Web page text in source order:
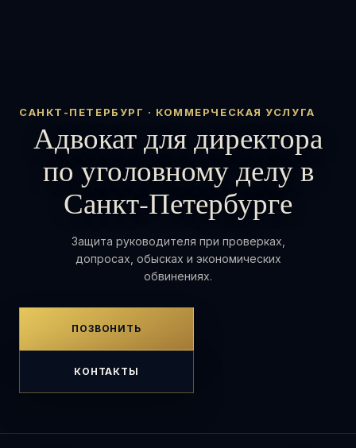
САНКТ-ПЕТЕРБУРГ · КОММЕРЧЕСКАЯ УСЛУГА
Адвокат для директора
по уголовному делу в
Санкт-Петербурге
Защита руководителя при проверках,
допросах, обысках и экономических
обвинениях.
ПОЗВОНИТЬ
КОНТАКТЫ